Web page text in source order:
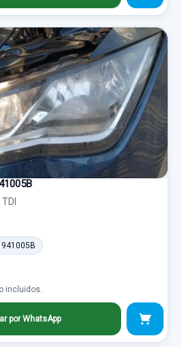
incluidos.
por WhatsApp